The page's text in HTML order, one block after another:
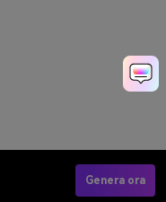
Genera ora